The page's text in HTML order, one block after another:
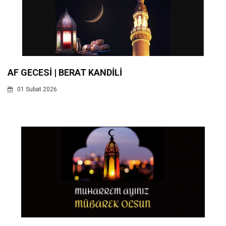
AF GECESİ | BERAT KANDİLİ
01 Subat 2026